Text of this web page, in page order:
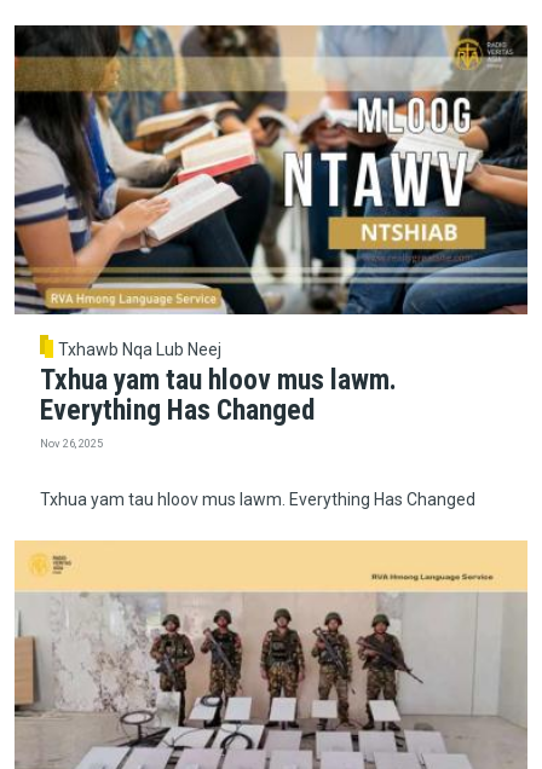
Txhawb Nqa Lub Neej
Txhua yam tau hloov mus lawm.
Everything Has Changed
Nov 26, 2025
Txhua yam tau hloov mus lawm. Everything Has Changed